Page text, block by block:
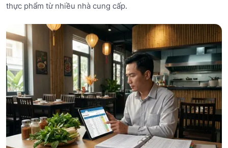
thực phẩm từ nhiều nhà cung cấp.